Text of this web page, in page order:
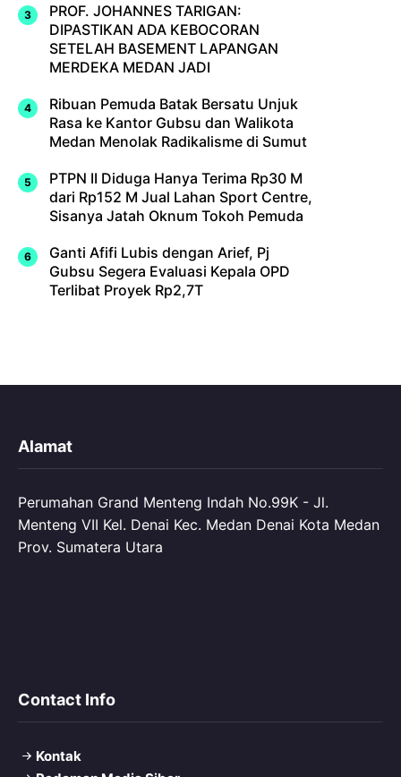
PROF. JOHANNES TARIGAN:
DIPASTIKAN ADA KEBOCORAN
SETELAH BASEMENT LAPANGAN
MERDEKA MEDAN JADI
Ribuan Pemuda Batak Bersatu Unjuk
Rasa ke Kantor Gubsu dan Walikota
Medan Menolak Radikalisme di Sumut
PTPN II Diduga Hanya Terima Rp30 M
dari Rp152 M Jual Lahan Sport Centre,
Sisanya Jatah Oknum Tokoh Pemuda
Ganti Afifi Lubis dengan Arief, Pj
Gubsu Segera Evaluasi Kepala OPD
Terlibat Proyek Rp2,7T
Alamat
Perumahan Grand Menteng Indah No.99K - Jl.
Menteng VII Kel. Denai Kec. Medan Denai Kota Medan
Prov. Sumatera Utara
Contact Info
Kontak